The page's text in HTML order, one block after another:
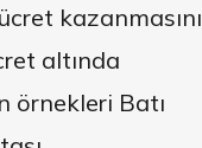
kazanmasını
altında
örnekleri Batı